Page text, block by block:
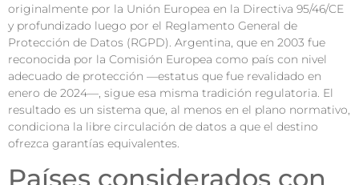
originalmente por la Unión Europea en la Directiva 95/46/CE
y profundizado luego por el Reglamento General de
Protección de Datos (RGPD). Argentina, que en 2003 fue
reconocida por la Comisión Europea como país con nivel
adecuado de protección —estatus que fue revalidado en
enero de 2024—, sigue esa misma tradición regulatoria. El
resultado es un sistema que, al menos en el plano normativo,
condiciona la libre circulación de datos a que el destino
ofrezca garantías equivalentes.
Países considerados con